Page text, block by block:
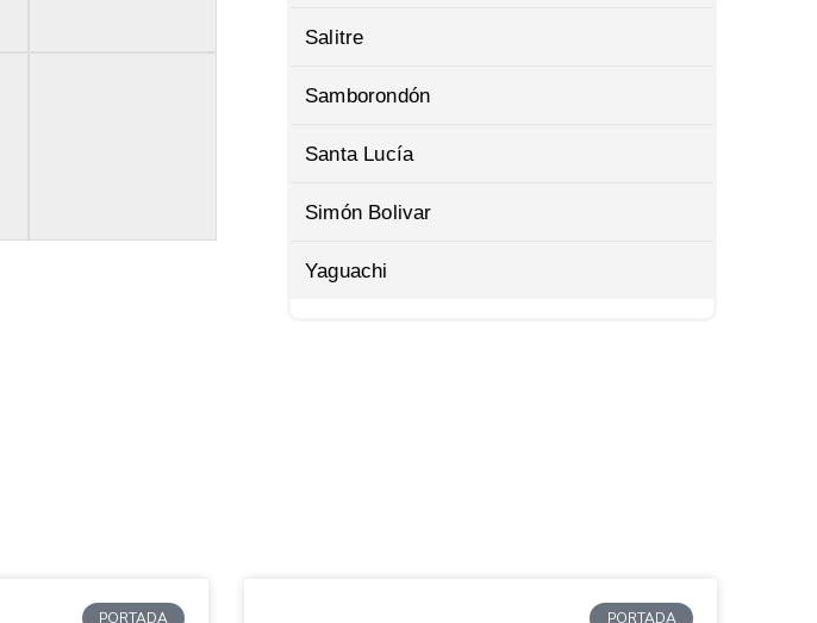
Salitre
Samborondón
Santa Lucía
Simón Bolivar
Yaguachi
PORTADA PORTADA